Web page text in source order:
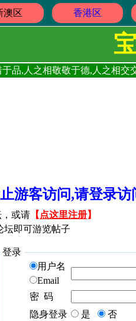
澳区 香港区
于品,人之相敬敬于德,人之相
止游客访问,请登录
或请 【 点这里注册】
坛即可游览帖子
登录
用户名
Email
密 码
隐身登录
是 否